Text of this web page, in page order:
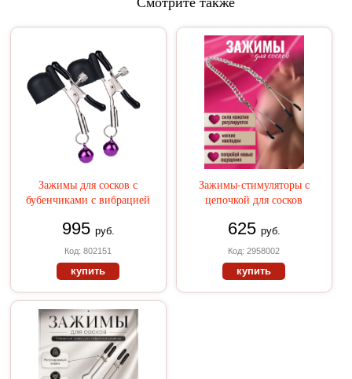
Зажимы для сосков с
бубенчиками с вибрацией
995 руб.
Код: 802151
купить
Зажимы-стимуляторы с
цепочкой для сосков
625 руб.
Код: 2958002
купить